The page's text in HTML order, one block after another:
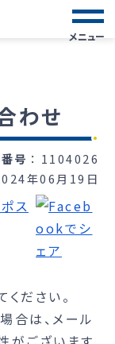
メニュー
わせ
号
1104026
年06月19日
ださい。
合は、メール